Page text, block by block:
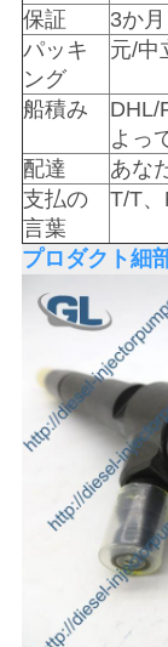
め
て
く
だ
さ
い
保証
3か月
パッキ
ング
元/中
船積み
DHL/
よっ
配達
あな
支払の
言葉
T/T、
プロダクト細